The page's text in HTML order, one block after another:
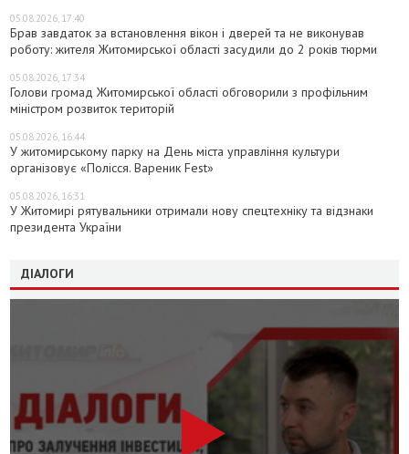
05.08.2026, 17:40
Брав завдаток за встановлення вікон і дверей та не виконував
роботу: жителя Житомирської області засудили до 2 років тюрми
05.08.2026, 17:34
Голови громад Житомирської області обговорили з профільним
міністром розвиток територій
05.08.2026, 16:44
У житомирському парку на День міста управління культури
організовує «Полісся. Вареник Fest»
05.08.2026, 16:31
У Житомирі рятувальники отримали нову спецтехніку та відзнаки
президента України
ДІАЛОГИ